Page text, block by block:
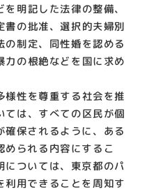
明記した法律の整備、
書の批准、選択的夫婦別
制定、同性婚を認める
力の根絶などを国に求め
性を尊重する社会を推
ては、すべての区民が個
保されるように、ある
められる内容にするこ
については、東京都のパ
利用できることを周知す